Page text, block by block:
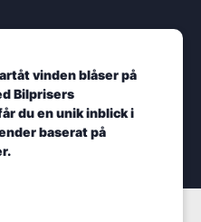
vinden blåser på
Bilprisers
du en unik inblick i
baserat på